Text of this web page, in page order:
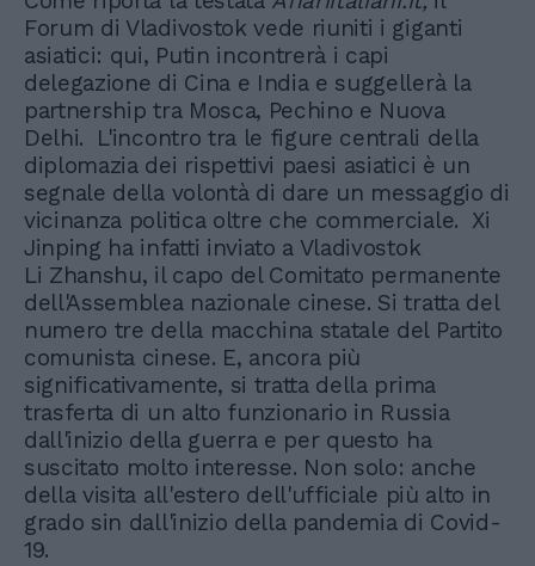
Forum di Vladivostok vede riuniti i giganti
asiatici: qui, Putin incontrerà i capi
delegazione di Cina e India e suggellerà la
partnership tra Mosca, Pechino e Nuova
Delhi. L'incontro tra le figure centrali della
diplomazia dei rispettivi paesi asiatici è un
segnale della volontà di dare un messaggio di
vicinanza politica oltre che commerciale. Xi
Jinping ha infatti inviato a Vladivostok
Li Zhanshu, il capo del Comitato permanente
dell'Assemblea nazionale cinese. Si tratta del
numero tre della macchina statale del Partito
comunista cinese. E, ancora più
significativamente, si tratta della prima
trasferta di un alto funzionario in Russia
dall'inizio della guerra e per questo ha
suscitato molto interesse. Non solo: anche
della visita all'estero dell'ufficiale più alto in
grado sin dall'inizio della pandemia di Covid-
19.